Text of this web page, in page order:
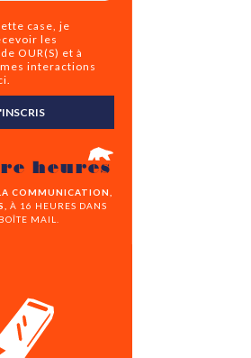
case, je
les
OUR(S) et à
interactions
heures
COMMUNICATION,
À 16 HEURES DANS
MAIL.